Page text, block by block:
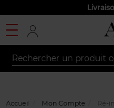
Accueil Mon Compte Ré-